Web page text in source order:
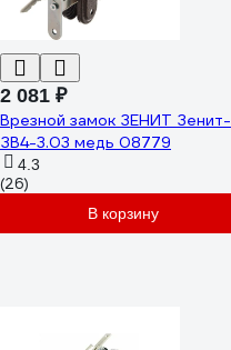
2 081 ₽
Врезной замок ЗЕНИТ Зенит-
ЗВ4-3.03 медь 08779
4.3
(26)
В корзину